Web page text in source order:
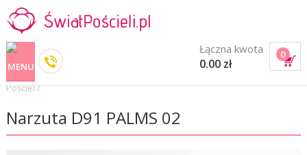
0
Łączna kwota
0.00 zł
Pościel/
Narzuta D91 PALMS 02